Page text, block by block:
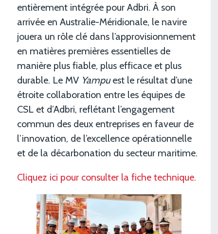
entièrement intégrée pour Adbri. À son
arrivée en Australie-Méridionale, le navire
jouera un rôle clé dans l’approvisionnement
en matières premières essentielles de
manière plus fiable, plus efficace et plus
durable. Le MV Yampuest le résultat d’une
étroite collaboration entre les équipes de
CSL et d’Adbri, reflétant l’engagement
commun des deux entreprises en faveur de
l’innovation, de l’excellence opérationnelle
et de la décarbonation du secteur maritime.
Cliquez ici pour consulter la fiche technique.